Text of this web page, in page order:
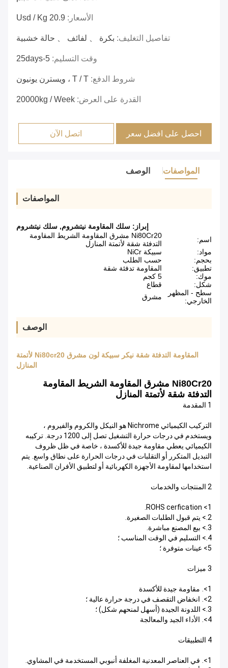
الأسعار: 20.9 Usd / Kg
تفاصيل التغليف: بكرة 、 لفائف 、 حالة خشبية
وقت التسليم: 5-25days
شروط الدفع: T / T ، ويسترن يونيون
القدرة على العرض: 20000kg / Week
احصل على افضل سعر اتصل الآن
المواصفات الوصف
المواصفات
إبراز: سلك المقاومة نيتشروم, سلك نيتشروم
اسم:
Ni80Cr20 مشرق المقاومة الشريط المقاومة
التدفئة شقة لأتمتة المنازل
مواد:
سبيكة NiCr
بحجم:
حسب الطلب
تطبيق:
المقاومة تدفئة شقة
موك:
5 كجم
شكل:
قطاع
سطح - المظهر
الخارجي:
مشرق
الوصف
المقاومة التدفئة شقة نيكر سبيكة لون مشرق Ni80cr20 لأتمتة
المنازل
Ni80Cr20 مشرق المقاومة الشريط المقاومة
التدفئة شقة لأتمتة المنازل
1 المقدمة
التركيب الكيميائي Nichrome هو النيكل والكروم والفيروم ،
ويستخدم في درجات حرارة التشغيل تصل إلى 1200 درجة.
تركيبه
الكيميائي يعطي مقاومة جيدة للأكسدة ، خاصة في ظل ظروف
التبديل المتكرر أو التقلبات في درجات الحرارة على نطاق واسع. يتم
استخدامها لمقاومة الأجهزة الكهربائية أو لتطبيق الأفران الصناعية.
2 المنتجات والخدمات
1> ROHS cerfication.
2.> يتم قبول الطلبات الصغيرة.
3.> بيع المصنع مباشرة.
4.> التسليم في الوقت المناسب ؛
5> عينات متوفرة ؛
3 ميزات
1>.
مقاومة جيدة للأكسدة
2>.
انخفاض التقصف في درجة حرارة عالية ؛
3.> اللدونة الجيدة (أسهل لمنحهم شكل) ؛
4>.
الأداء الجيد والمعالجة
4 التطبيقات
1>.
في العناصر المعدنية المغلفة أنبوبي المستخدمة في المشاوي.